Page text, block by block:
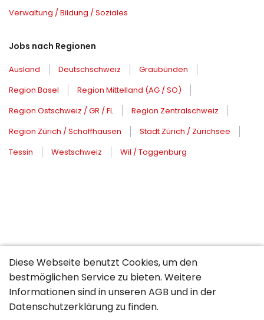
Verwaltung / Bildung / Soziales
Jobs nach Regionen
Ausland Deutschschweiz
Graubünden
Region Basel
Region Mittelland (AG / SO)
Region Ostschweiz / GR / FL
Region Zentralschweiz
Region Zürich / Schaffhausen
Stadt Zürich / Zürichsee
Tessin
Westschweiz Wil / Toggenburg
Diese Webseite benutzt Cookies, um den
bestmöglichen Service zu bieten. Weitere
Informationen sind in unserenAGB und in der
Datenschutzerklärung zu finden.